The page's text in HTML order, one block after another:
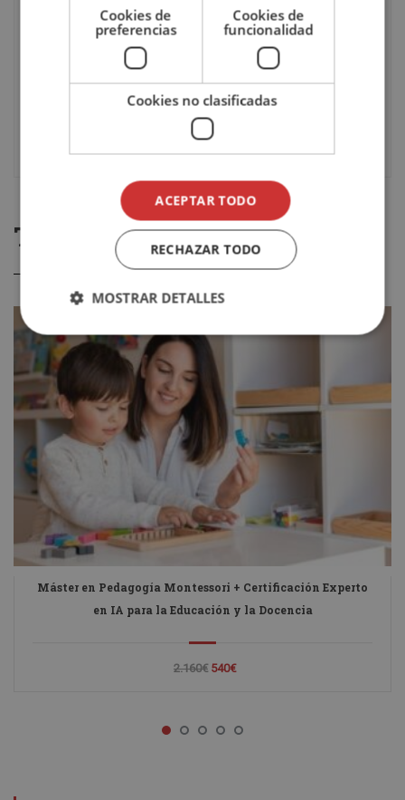
Único / A plazos
TE PODRÍA GUSTAR
Máster en Pedagogía Montessori + Certificación Experto
en IA para la Educación y la Docencia
2.160€ 540€
Cookies de
preferencias
Cookies de
funcionalidad
Cookies no clasificadas
ACEPTAR TODO
RECHAZAR TODO
MOSTRAR DETALLES